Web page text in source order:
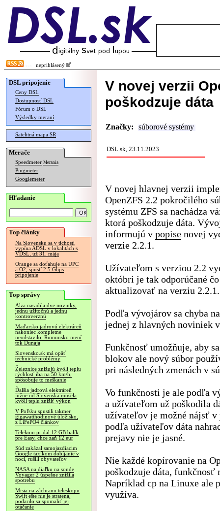
neprihlásený
DSL pripojenie
Ceny DSL
Dostupnosť DSL
Fórum o DSL
Výsledky meraní
Satelitná mapa SR
Merače
Speedmeter Merania
Pingmeter
Googlemeter
Hľadanie
Top články
Na Slovensku sa v tichosti
vypína ADSL v lokalitách s
VDSL, už 31. mája
Orange sa doťahuje na UPC
a O2, spustí 2.5 Gbps
pripojenie
Top správy
Alza nasadila dve novinky,
jednu užitočnú a jednu
kontroverznú
Maďarsko jadrovú elektráreň
nakoniec kompletne
neodstavilo, Rumunsko mení
tok Dunaja
Slovensko.sk má opäť
technické problémy
Železnice znižujú kvôli teplu
rýchlosť iba na 50 km/h,
spôsobuje to meškanie
Ďalšia jadrová elektráreň
južne od Slovenska musela
kvôli teplu znížiť výkon
V Poľsku spustili takmer
gigawatthodinové úložisko,
z LiFePO4 článkov
Telekom pridal 12 GB balík
pre Easy, chce zaň 12 eur
Súd zakázal samojazdiacim
Google taxíkom dobíjanie v
noci, rušili obyvateľov
NASA na diaľku na sonde
Voyager 2 úspešne znížila
spotrebu
Misia na záchranu teleskopu
Swift ešte nie je stratená,
podarilo sa spomaliť jej
otáčanie
V novej verzii
poškodzuje dáta
Značky: súborové systémy
DSL.sk, 23.11.2023
V novej hlavnej verzii
OpenZFS 2.2 pokročilého
systému ZFS sa nachádza
ktorá poškodzuje dáta.
informujú v popise novej
verzie 2.2.1.
Užívateľom s verziou 2.2
októbri je tak odporúčané
aktualizovať na verziu 2.2.1.
Podľa vývojárov sa chyba
jednej z hlavných noviniek
Funkčnosť umožňuje, aby
blokov ale nový súbor
pri následných zmenách v
Vo funkčnosti je ale podľa
a užívateľom už poškodila
užívateľov je možné nájsť v
podľa užívateľov dáta
prejavy nie je jasné.
Nie každé kopírovanie na
poškodzuje dáta,
Napríklad cp na Linuxe ale
využíva.